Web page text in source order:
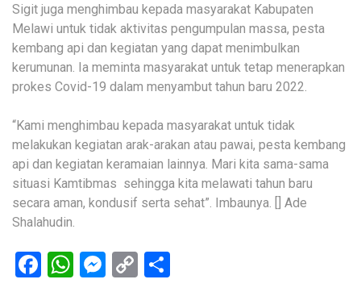
Sigit juga menghimbau kepada masyarakat Kabupaten
Melawi untuk tidak aktivitas pengumpulan massa, pesta
kembang api dan kegiatan yang dapat menimbulkan
kerumunan. Ia meminta masyarakat untuk tetap menerapkan
prokes Covid-19 dalam menyambut tahun baru 2022.
“Kami menghimbau kepada masyarakat untuk tidak
melakukan kegiatan arak-arakan atau pawai, pesta kembang
api dan kegiatan keramaian lainnya. Mari kita sama-sama
situasi Kamtibmas sehingga kita melawati tahun baru
secara aman, kondusif serta sehat”. Imbaunya. [] Ade
Shalahudin.
Facebook
WhatsApp
Messenger
Copy